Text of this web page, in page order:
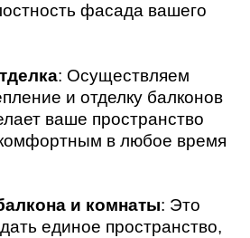
фасада вашего
: Осуществляем
и отделку балконов
ваше пространство
в любое время
и комнаты: Это
единое пространство,